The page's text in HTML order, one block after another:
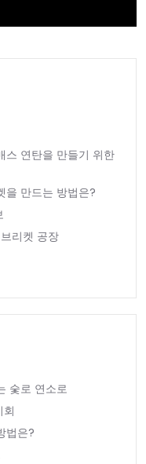
스 연탄을 만들기 위한
을 만드는 방법은?
리켓 공장
숯로 연소로
법은?